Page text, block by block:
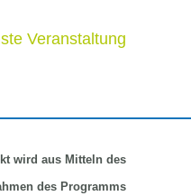
Veranstaltung
wird aus Mitteln des
des Programms